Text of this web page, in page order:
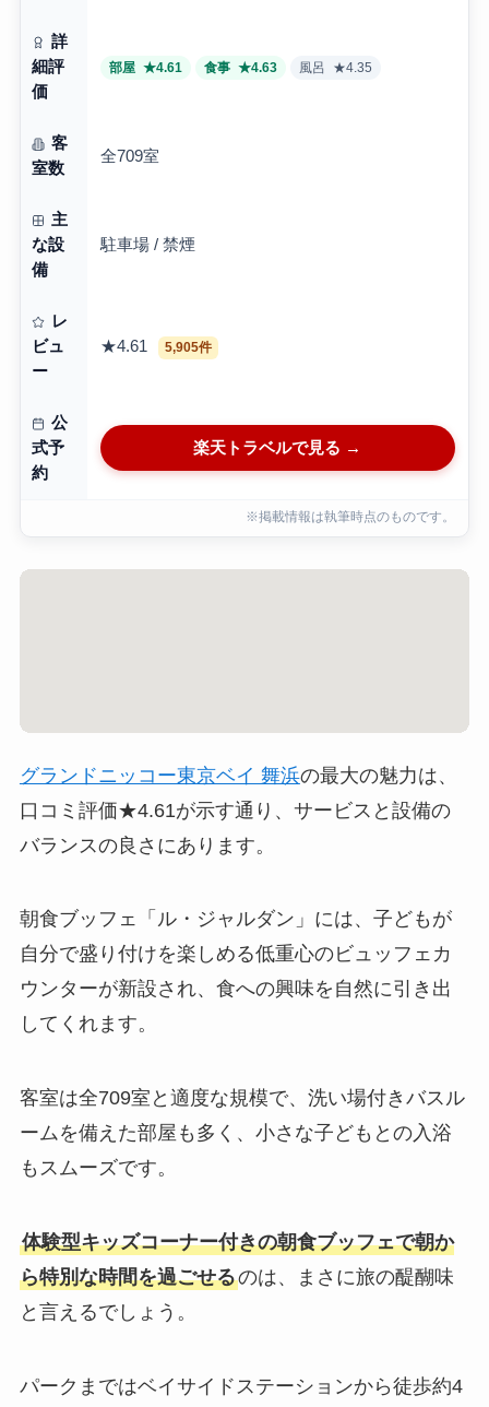
詳
細評
価
部屋 ★4.61 食事 ★4.63 風呂 ★4.35
客
室数
全709室
主
な設
備
駐車場 / 禁煙
レ
ビュ
ー
★4.61 5,905件
公
式予
約
楽天トラベルで見る →
※掲載情報は執筆時点のものです。
グランドニッコー東京ベイ 舞浜の最大の魅力は、
口コミ評価★4.61が示す通り、サービスと設備の
バランスの良さにあります。
朝食ブッフェ「ル・ジャルダン」には、子どもが
自分で盛り付けを楽しめる低重心のビュッフェカ
ウンターが新設され、食への興味を自然に引き出
してくれます。
客室は全709室と適度な規模で、洗い場付きバスル
ームを備えた部屋も多く、小さな子どもとの入浴
もスムーズです。
体験型キッズコーナー付きの朝食ブッフェで朝か
ら特別な時間を過ごせるのは、まさに旅の醍醐味
と言えるでしょう。
パークまではベイサイドステーションから徒歩約4